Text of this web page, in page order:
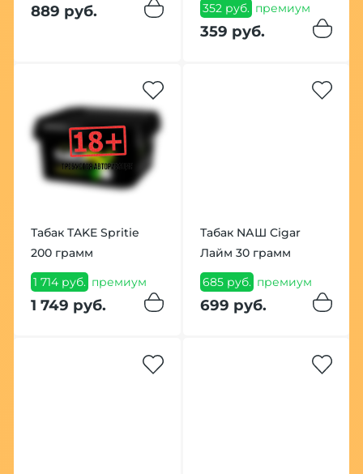
889 руб. 352 руб. премиум
359 руб.
Табак TAKE Spritie
200 грамм
1 714 руб. премиум
1 749 руб.
Табак NАШ Cigar
Лайм 30 грамм
685 руб. премиум
699 руб.